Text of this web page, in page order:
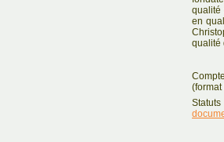
qualité
en
qualité
(format